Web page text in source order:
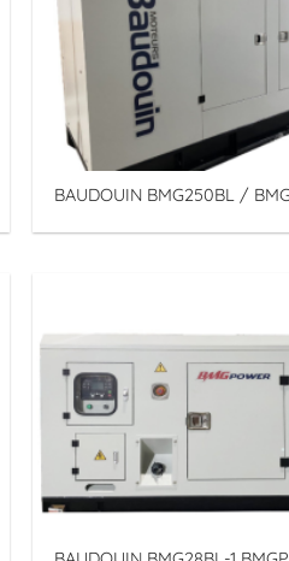
BAUDOUIN BMG250BL /
Baudouin động cơ Diezen